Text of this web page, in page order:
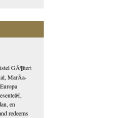
GÃ¶ttert
MarÃ­a-
en
redeems